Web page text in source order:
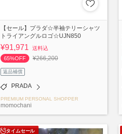
【セール】プラダ☆半袖テリーシャツ
トライアングルロゴ☆UJN850
¥91,971
送料込
65%OFF
¥266,200
返品補償
PRADA
PREMIUM PERSONAL SHOPPER
momochani
タイムセール